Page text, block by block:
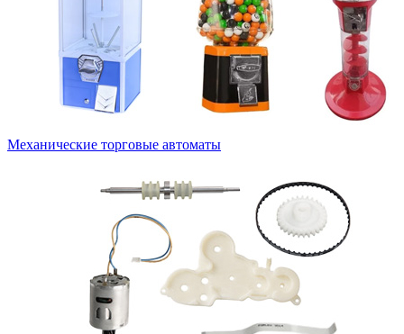
Механические торговые автоматы